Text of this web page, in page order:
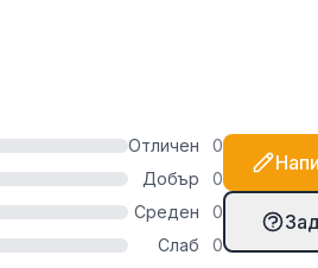
Отличен
0
Добър
0
Среден
0
Слаб
0